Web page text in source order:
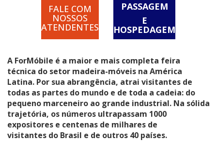
FALE COM
NOSSOS
ATENDENTES
PASSAGEM
E
HOSPEDAGEM
A ForMóbile é a maior e mais completa feira
técnica do setor madeira-móveis na América
Latina. Por sua abrangência, atrai visitantes de
todas as partes do mundo e de toda a cadeia: do
pequeno marceneiro ao grande industrial. Na sólida
trajetória, os números ultrapassam 1000
expositores e centenas de milhares de
visitantes do Brasil e de outros 40 países.